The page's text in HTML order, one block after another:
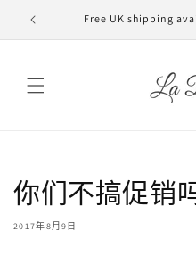
跳到内
容
Free UK shipping
你们不搞促销
2017年8月9日